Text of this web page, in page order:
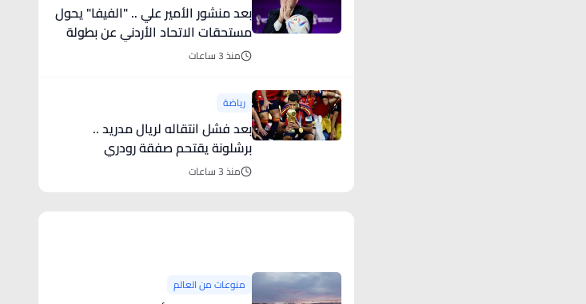
بعد منشور الأمير علي .. "الفيفا" يحول
مستحقات الاتحاد الأردني عن بطولة
كأس العرب
منذ 3 ساعات
رياضة
بعد فشل انتقاله لريال مدريد ..
برشلونة يقتحم صفقة رودري
منذ 3 ساعات
منوعات من العالم